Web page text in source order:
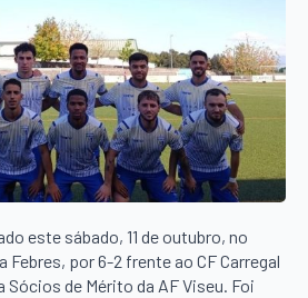
este sábado, 11 de outubro, no
Febres, por 6-2 frente ao CF Carregal
Sócios de Mérito da AF Viseu. Foi